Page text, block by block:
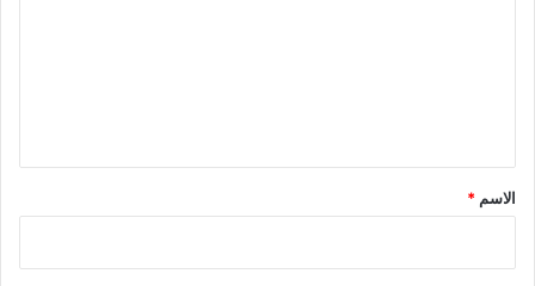
*
الاسم *